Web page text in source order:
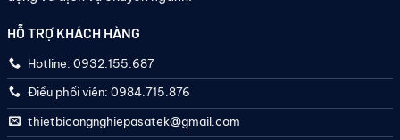
HỖ TRỢ KHÁCH HÀNG
Hotline: 0932.155.687
Điều phối viên: 0984.715.876
thietbicongnghiepasatek@gmail.com